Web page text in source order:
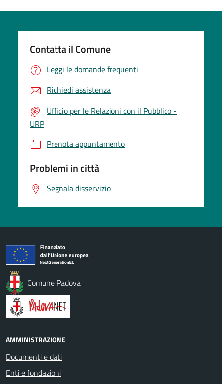
Contatta il Comune
Leggi le domande frequenti
Richiedi assistenza
Ufficio per le Relazioni con il Pubblico -
URP
Prenota appuntamento
Problemi in città
Segnala disservizio
Comune Padova
AMMINISTRAZIONE
Documenti e dati
Enti e fondazioni